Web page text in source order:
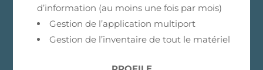
d’information (au moins une fois par mois)
Gestion de l’application multiport
Gestion de l’inventaire de tout le matériel